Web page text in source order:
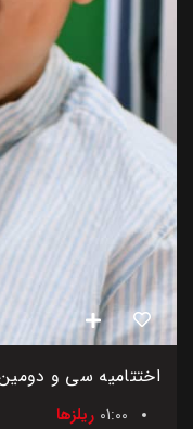
اختتامیه سی و دومین
01:00 ریلزها